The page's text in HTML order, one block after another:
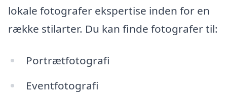
lokale fotografer ekspertise inden for en
række stilarter. Du kan finde fotografer til:
Portrætfotografi
Eventfotografi